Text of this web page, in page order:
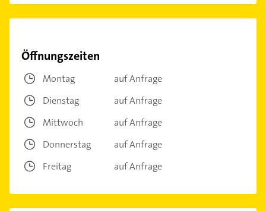
Öffnungszeiten
Montag
auf Anfrage
Dienstag
auf Anfrage
Mittwoch
auf Anfrage
Donnerstag
auf Anfrage
Freitag
auf Anfrage